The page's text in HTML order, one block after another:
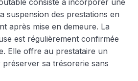
suspension des prestations en
après mise en demeure. La
est régulièrement confirmée
Elle offre au prestataire un
sa trésorerie sans